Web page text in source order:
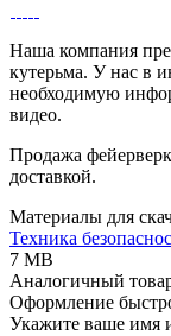
Наша компания
кутерьма. У нас в
необходимую
видео.
Продажа
доставкой.
Материалы для
Техника
7 MB
Аналогичный
Оформление
Укажите ваше имя